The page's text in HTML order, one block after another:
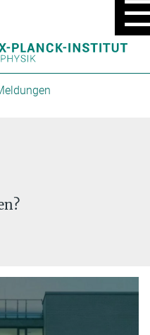
MENÜ
EIN/